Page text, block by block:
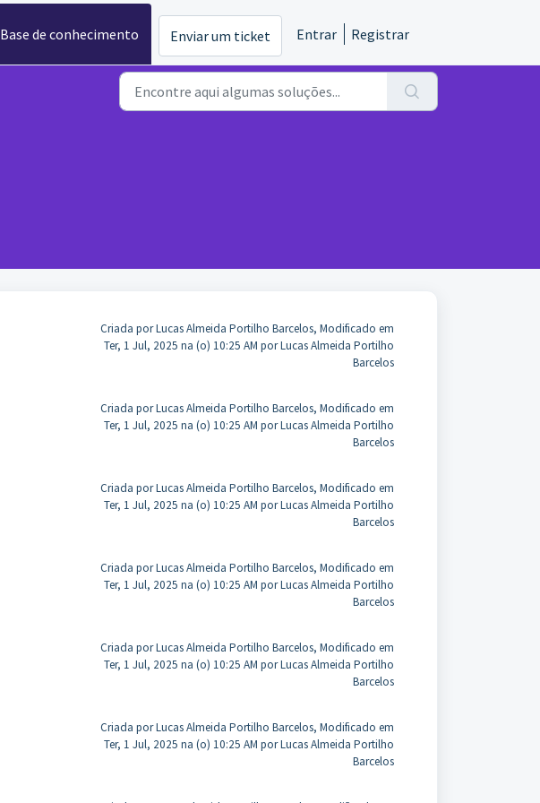
Base de conhecimento Enviar um ticket Entrar Registrar
Criada por Lucas Almeida Portilho Barcelos, Modificado em
Ter, 1 Jul, 2025 na (o) 10:25 AM por Lucas Almeida Portilho
Barcelos
Criada por Lucas Almeida Portilho Barcelos, Modificado em
Ter, 1 Jul, 2025 na (o) 10:25 AM por Lucas Almeida Portilho
Barcelos
Criada por Lucas Almeida Portilho Barcelos, Modificado em
Ter, 1 Jul, 2025 na (o) 10:25 AM por Lucas Almeida Portilho
Barcelos
Criada por Lucas Almeida Portilho Barcelos, Modificado em
Ter, 1 Jul, 2025 na (o) 10:25 AM por Lucas Almeida Portilho
Barcelos
Criada por Lucas Almeida Portilho Barcelos, Modificado em
Ter, 1 Jul, 2025 na (o) 10:25 AM por Lucas Almeida Portilho
Barcelos
Criada por Lucas Almeida Portilho Barcelos, Modificado em
Ter, 1 Jul, 2025 na (o) 10:25 AM por Lucas Almeida Portilho
Barcelos